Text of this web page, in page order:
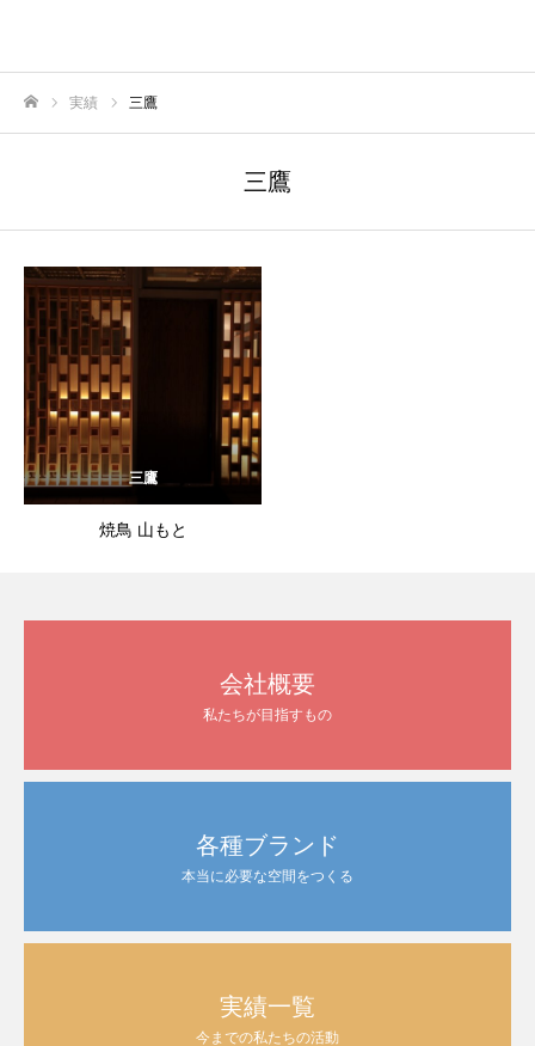
実績 三鷹
三鷹
三鷹
焼鳥 山もと
会社概要
私たちが目指すもの
各種ブランド
本当に必要な空間をつくる
実績一覧
今までの私たちの活動